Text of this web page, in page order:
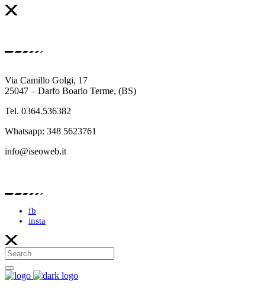
Via Camillo Golgi, 17
25047 – Darfo Boario Terme, (BS)
Tel. 0364.536382
Whatsapp: 348 5623761
info@iseoweb.it
fb
insta